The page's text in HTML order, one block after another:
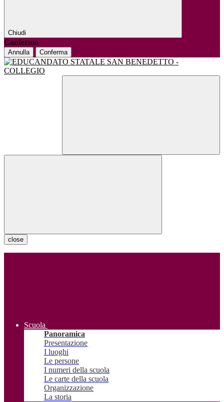
Chiudi
Conferma
Annulla Conferma
close
Scuola
Panoramica
Presentazione
I luoghi
Le persone
I numeri della scuola
Le carte della scuola
Organizzazione
La storia